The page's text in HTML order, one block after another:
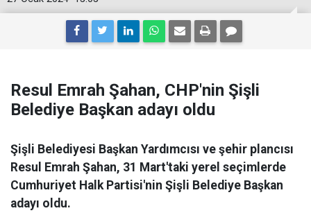
Resul Emrah Şahan, CHP'nin Şişli
Belediye Başkan adayı oldu
Şişli Belediyesi Başkan Yardımcısı ve şehir plancısı
Resul Emrah Şahan, 31 Mart'taki yerel seçimlerde
Cumhuriyet Halk Partisi'nin Şişli Belediye Başkan
adayı oldu.